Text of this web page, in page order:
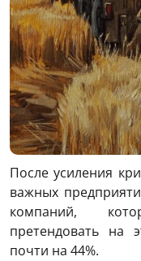
После усиления
важных
компаний,
претендовать на
почти на 44%.